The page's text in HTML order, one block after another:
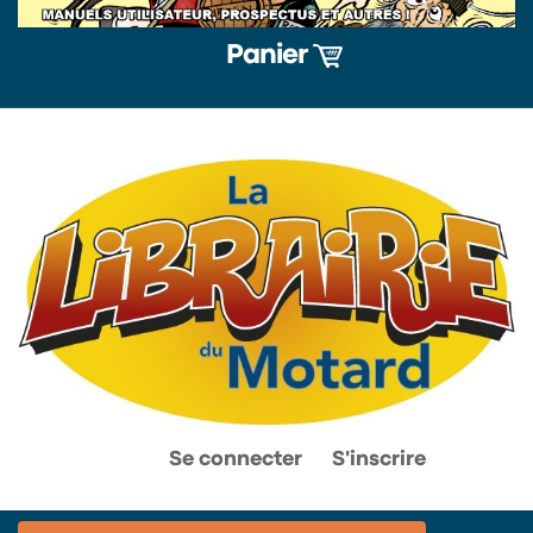
Panier
Se connecter S'inscrire